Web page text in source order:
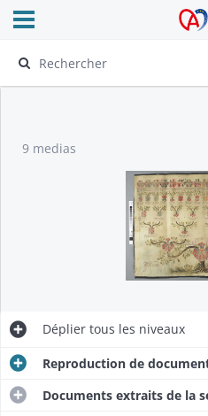
Archives
Ouvrir le menu déroulant
9 medias
Déplier tous les niveaux
Reproduction de
Documents extraits de la